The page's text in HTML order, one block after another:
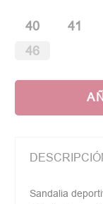
40 41
46
Sandalia